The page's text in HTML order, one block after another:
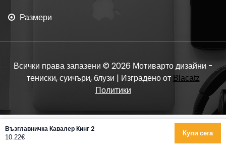
Размери
Всички права запазени © 2026 Мотиварто дизайни -
тениски, суичъри, блузи | Изградено от Blacatz
Политики
Възглавничка Кавалер Кинг 2
10.22€ Купи сега